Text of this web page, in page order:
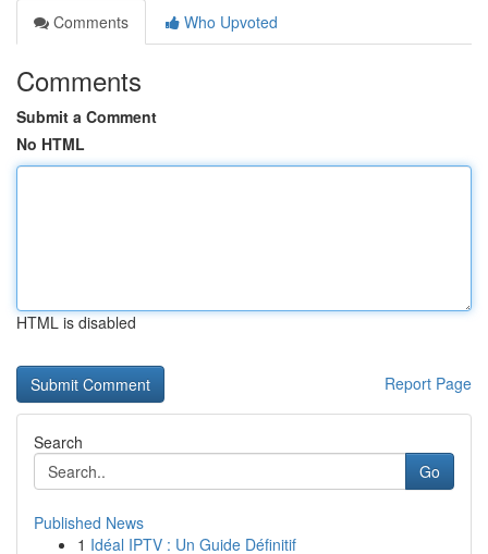
Comments
Who Upvoted
Comments
Submit a Comment
No HTML
HTML is disabled
Report Page
Search
Go
Published News
1 Idéal IPTV : Un Guide Définitif